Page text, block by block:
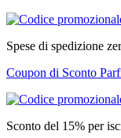
Spese di spedizione
Coupon di Sconto
Sconto del 15% per